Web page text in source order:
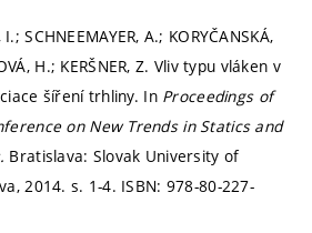
SCHNEEMAYER, A.; KORYČANSKÁ,
H.; KERŠNER, Z. Vliv typu vláken v
šíření trhliny. In Proceedings of
on New Trends in Statics and
Bratislava: Slovak University of
2014. s. 1-4. ISBN: 978-80-227-